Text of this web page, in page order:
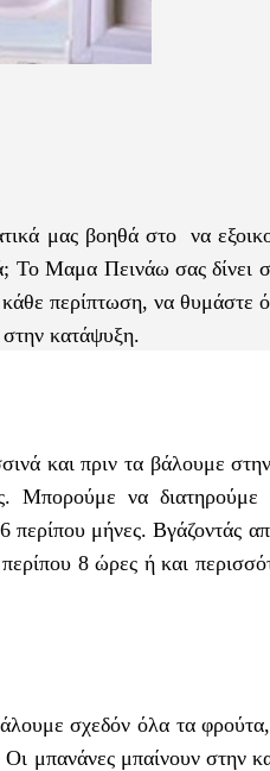
μας βοηθά στο να
Μαμα Πεινάω σας δίνει
περίπτωση, να θυμάστε
κατάψυξη.
και πριν τα βάλουμε
Μπορούμε να
περίπου μήνες. Βγάζοντάς
8 ώρες ή και
σχεδόν όλα τα
μπανάνες μπαίνουν στην